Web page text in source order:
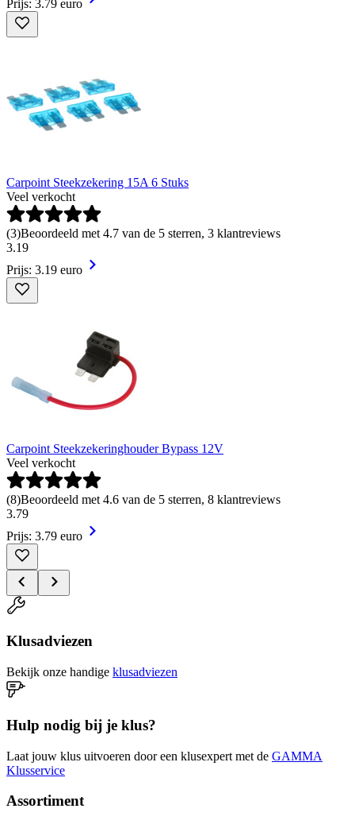
Prijs: 3.79 euro
Carpoint Steekzekering 15A 6 Stuks
Veel verkocht
(3)Beoordeeld met 4.7 van de 5 sterren, 3 klantreviews
3.19
Prijs: 3.19 euro
Carpoint Steekzekeringhouder Bypass 12V
Veel verkocht
(8)Beoordeeld met 4.6 van de 5 sterren, 8 klantreviews
3.79
Prijs: 3.79 euro
Klusadviezen
Bekijk onze handige klusadviezen
Hulp nodig bij je klus?
Laat jouw klus uitvoeren door een klusexpert met de GAMMA
Klusservice
Assortiment